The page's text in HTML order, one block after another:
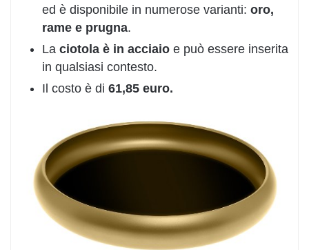
ed è disponibile in numerose varianti: oro,
rame e prugna.
La ciotola è in acciaio e può essere inserita
in qualsiasi contesto.
Il costo è di 61,85 euro.